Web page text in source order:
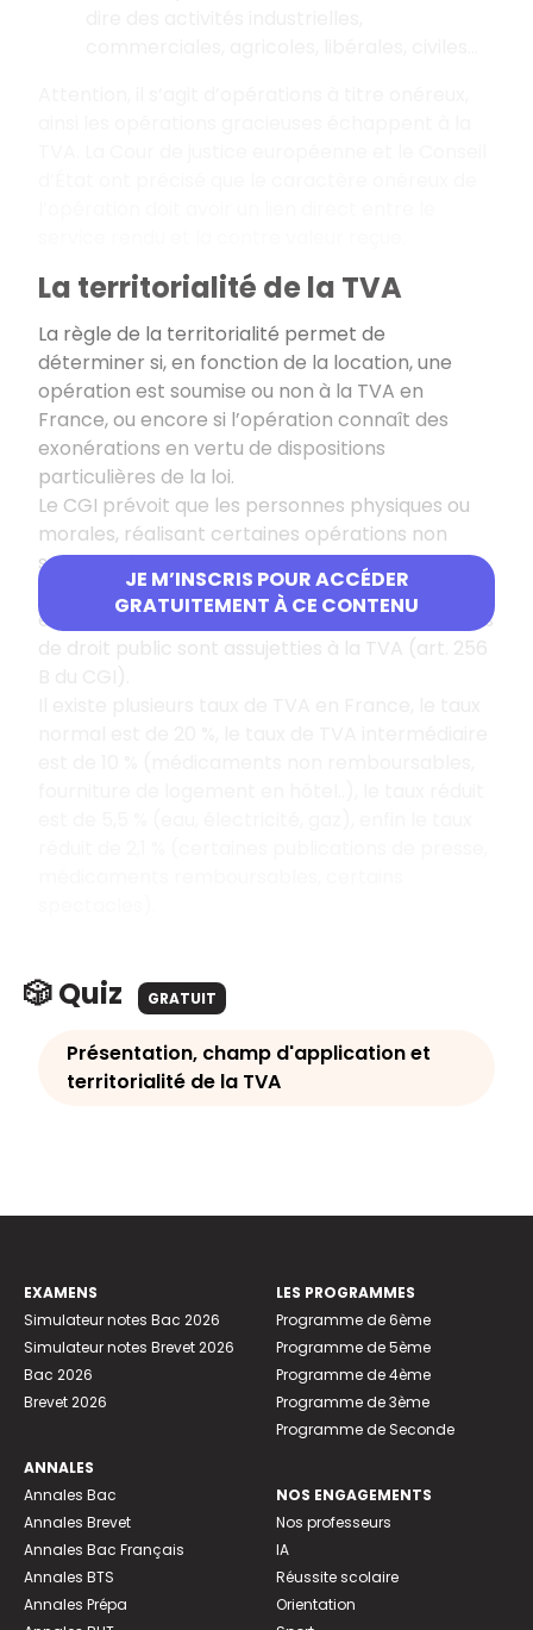
JE M’INSCRIS POUR ACCÉDER
GRATUITEMENT À CE CONTENU
La territorialité de la TVA
La règle de la territorialité permet de
déterminer si, en fonction de la location, une
opération est soumise ou non à la TVA en
France, ou encore si l’opération connaît des
exonérations en vertu de dispositions
particulières de la loi.
Le CGI prévoit que les personnes physiques ou
morales, réalisant certaines opérations non
soumises à la TVA, peuvent soumettre
volontairement à la TVA ces opérations en
exerçant l’option prévue. Les personnes morales
de droit public sont assujetties à la TVA (art. 256
🎲 Quiz GRATUIT
Présentation, champ d'application et
territorialité de la TVA
EXAMENS
Simulateur notes Bac 2026
Simulateur notes Brevet 2026
Bac 2026
Brevet 2026
ANNALES
Annales Bac
Annales Brevet
Annales Bac Français
Annales BTS
Annales Prépa
LES PROGRAMMES
Programme de 6ème
Programme de 5ème
Programme de 4ème
Programme de 3ème
Programme de Seconde
NOS ENGAGEMENTS
Nos professeurs
IA
Réussite scolaire
Orientation